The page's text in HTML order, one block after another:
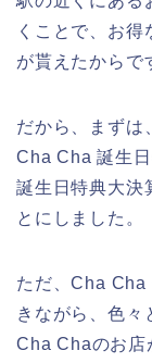
くことで、お
が貰えたからで
だから、まず
Cha Cha 誕生
誕生日特典大決
とにしました。
ただ、Cha Cha
きながら、色々
Cha Chaのお店